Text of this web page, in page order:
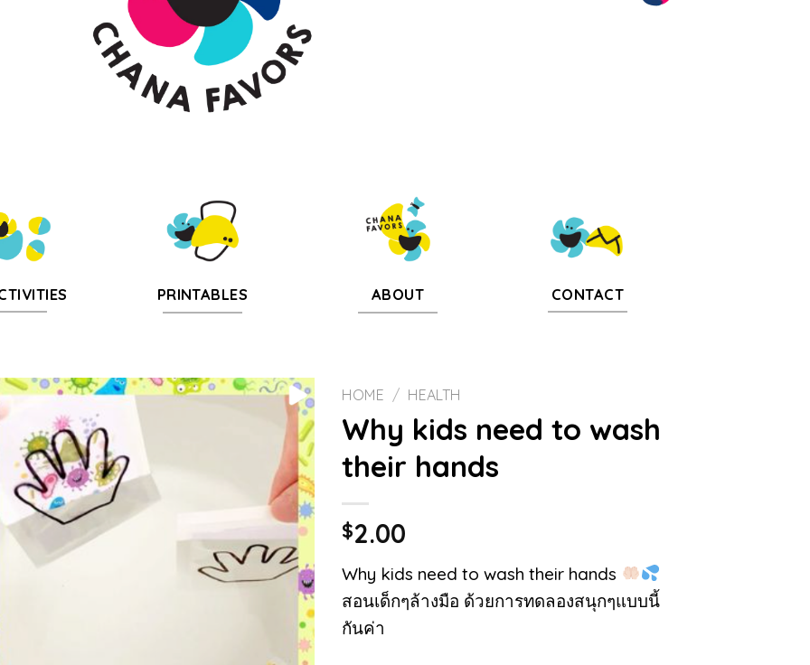
PRINTABLES ABOUT CONTACT
Add to
wishlist
HOME / HEALTH
Why kids need to wash
their hands
$2.00
Why kids need to wash their hands
สอนเด็กๆล้างมือ ด้วยการทดลองสนุกๆแบบนี้
กันค่า